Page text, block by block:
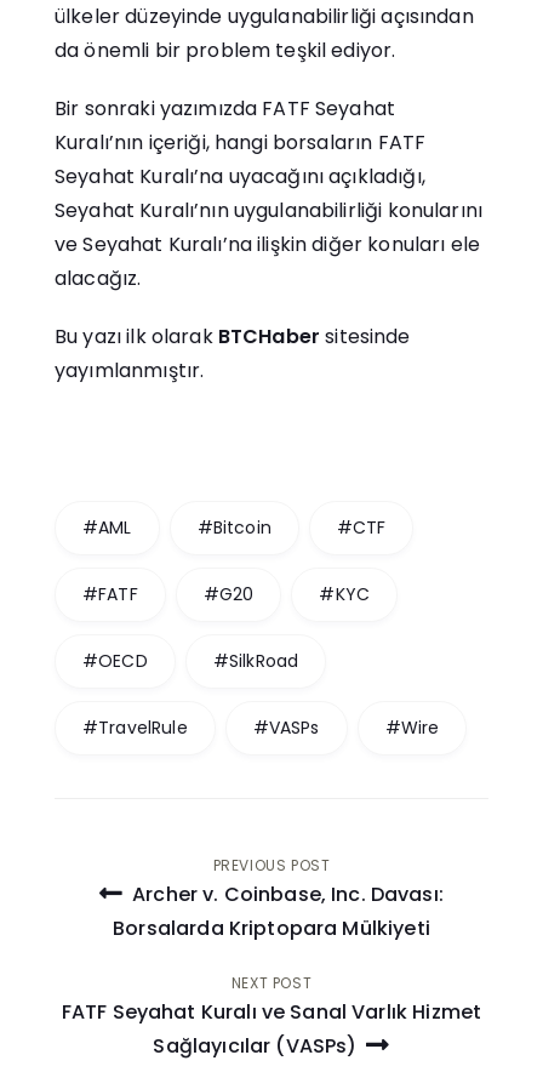
ülkeler düzeyinde uygulanabilirliği açısından
da önemli bir problem teşkil ediyor.
Bir sonraki yazımızda FATF Seyahat
Kuralı’nın içeriği, hangi borsaların FATF
Seyahat Kuralı’na uyacağını açıkladığı,
Seyahat Kuralı’nın uygulanabilirliği konularını
ve Seyahat Kuralı’na ilişkin diğer konuları ele
alacağız.
Bu yazı ilk olarak BTCHaber sitesinde
yayımlanmıştır.
#AML #Bitcoin #CTF
#FATF #G20 #KYC
#OECD #SilkRoad
#TravelRule #VASPs #Wire
Post
navigation
PREVIOUS POST
Archer v. Coinbase, Inc. Davası:
Borsalarda Kriptopara Mülkiyeti
NEXT POST
FATF Seyahat Kuralı ve Sanal Varlık Hizmet
Sağlayıcılar (VASPs)